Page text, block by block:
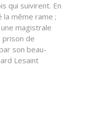
qui suivirent. En
la même rame ;
magistrale
de
son beau-
Lesaint